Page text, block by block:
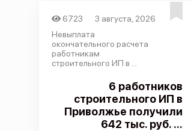
6723
3 августа, 2026
Невыплата
окончательного расчета
работникам
строительного ИП в ...
6 работников
строительного ИП в
Приволжье получили
642 тыс. руб. ...